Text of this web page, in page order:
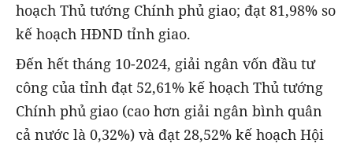
hoạch Thủ tướng Chính phủ giao; đạt 81,98% so
kế hoạch HĐND tỉnh giao.
Đến hết tháng 10-2024, giải ngân vốn đầu tư
công của tỉnh đạt 52,61% kế hoạch Thủ tướng
Chính phủ giao (cao hơn giải ngân bình quân
cả nước là 0,32%) và đạt 28,52% kế hoạch Hội